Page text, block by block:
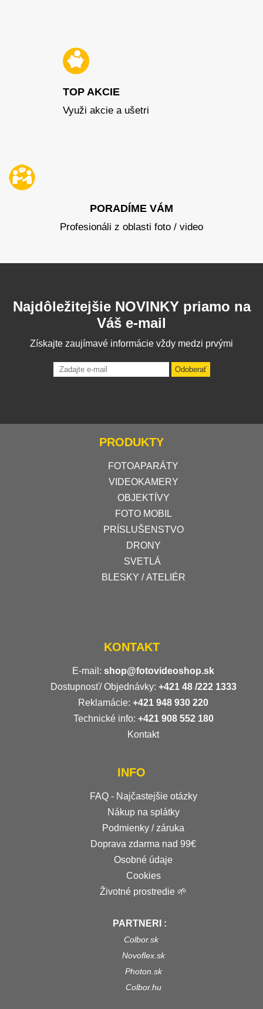
TOP AKCIE
Využi akcie a ušetri
PORADÍME VÁM
Profesionáli z oblasti foto / video
Najdôležitejšie NOVINKY priamo na
Váš e-mail
Získajte zaujímavé informácie vždy medzi prvými
Odoberať
PRODUKTY
FOTOAPARÁTY
VIDEOKAMERY
OBJEKTÍVY
FOTO MOBIL
PRÍSLUŠENSTVO
DRONY
SVETLÁ
BLESKY / ATELIÉR
KONTAKT
E-mail: shop@fotovideoshop.sk
Dostupnosť/ Objednávky: +421 48 /222 1333
Reklamácie: +421 948 930 220
Technické info: +421 908 552 180
Kontakt
INFO
FAQ - Najčastejšie otázky
Nákup na splátky
Podmienky / záruka
Doprava zdarma nad 99€
Osobné údaje
Cookies
Životné prostredie 🌱
PARTNERI :
Colbor.sk
Novoflex.sk
Photon.sk
Colbor.hu